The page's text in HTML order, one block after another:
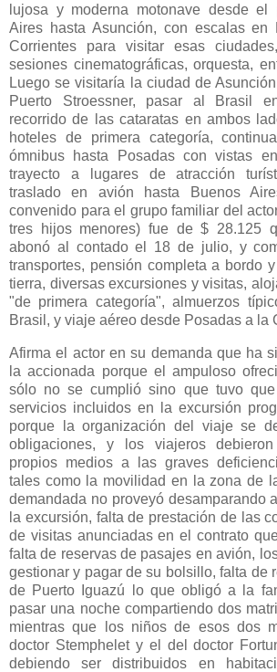
lujosa y moderna motonave desde el
Aires hasta Asunción, con escalas en
Corrientes para visitar esas
sesiones cinematográficas, orquesta,
Luego se visitaría la ciudad de
Puerto Stroessner, pasar al Brasil
recorrido de las cataratas en ambos
hoteles de primera categoría,
ómnibus hasta Posadas con vistas
trayecto a lugares de atracción
traslado en avión hasta Buenos
convenido para el grupo familiar del
tres hijos menores) fue de $ 28.125
abonó al contado el 18 de julio, y
transportes, pensión completa a bordo
tierra, diversas excursiones y visitas,
"de primera categoría", almuerzos
Brasil, y viaje aéreo desde Posadas a la
Afirma el actor en su demanda que ha
la accionada porque el ampuloso
sólo no se cumplió sino que tuvo que
servicios incluidos en la excursión
porque la organización del viaje se
obligaciones, y los viajeros
propios medios a las graves
tales como la movilidad en la zona de
demandada no proveyó desamparando
la excursión, falta de prestación de las
de visitas anunciadas en el contrato
falta de reservas de pasajes en avión,
gestionar y pagar de su bolsillo, falta de
de Puerto Iguazú lo que obligó a la
pasar una noche compartiendo dos
mientras que los niños de esos dos
doctor Stemphelet y el del doctor
debiendo ser distribuidos en